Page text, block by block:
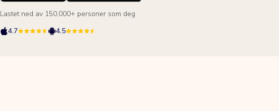
Lastet ned av 150,000+ personer som deg
4.7
4.5